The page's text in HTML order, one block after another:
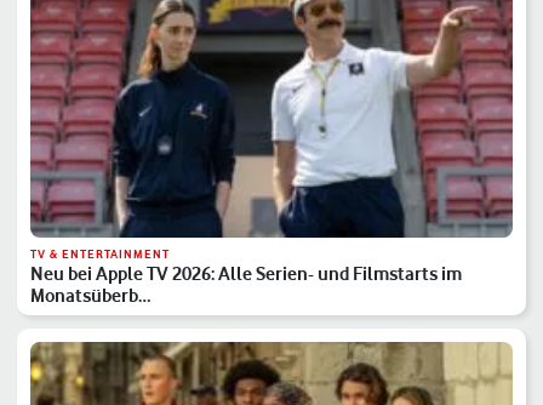
TV & ENTERTAINMENT
Neu bei Apple TV 2026: Alle Serien- und Filmstarts im
Monatsüberb…